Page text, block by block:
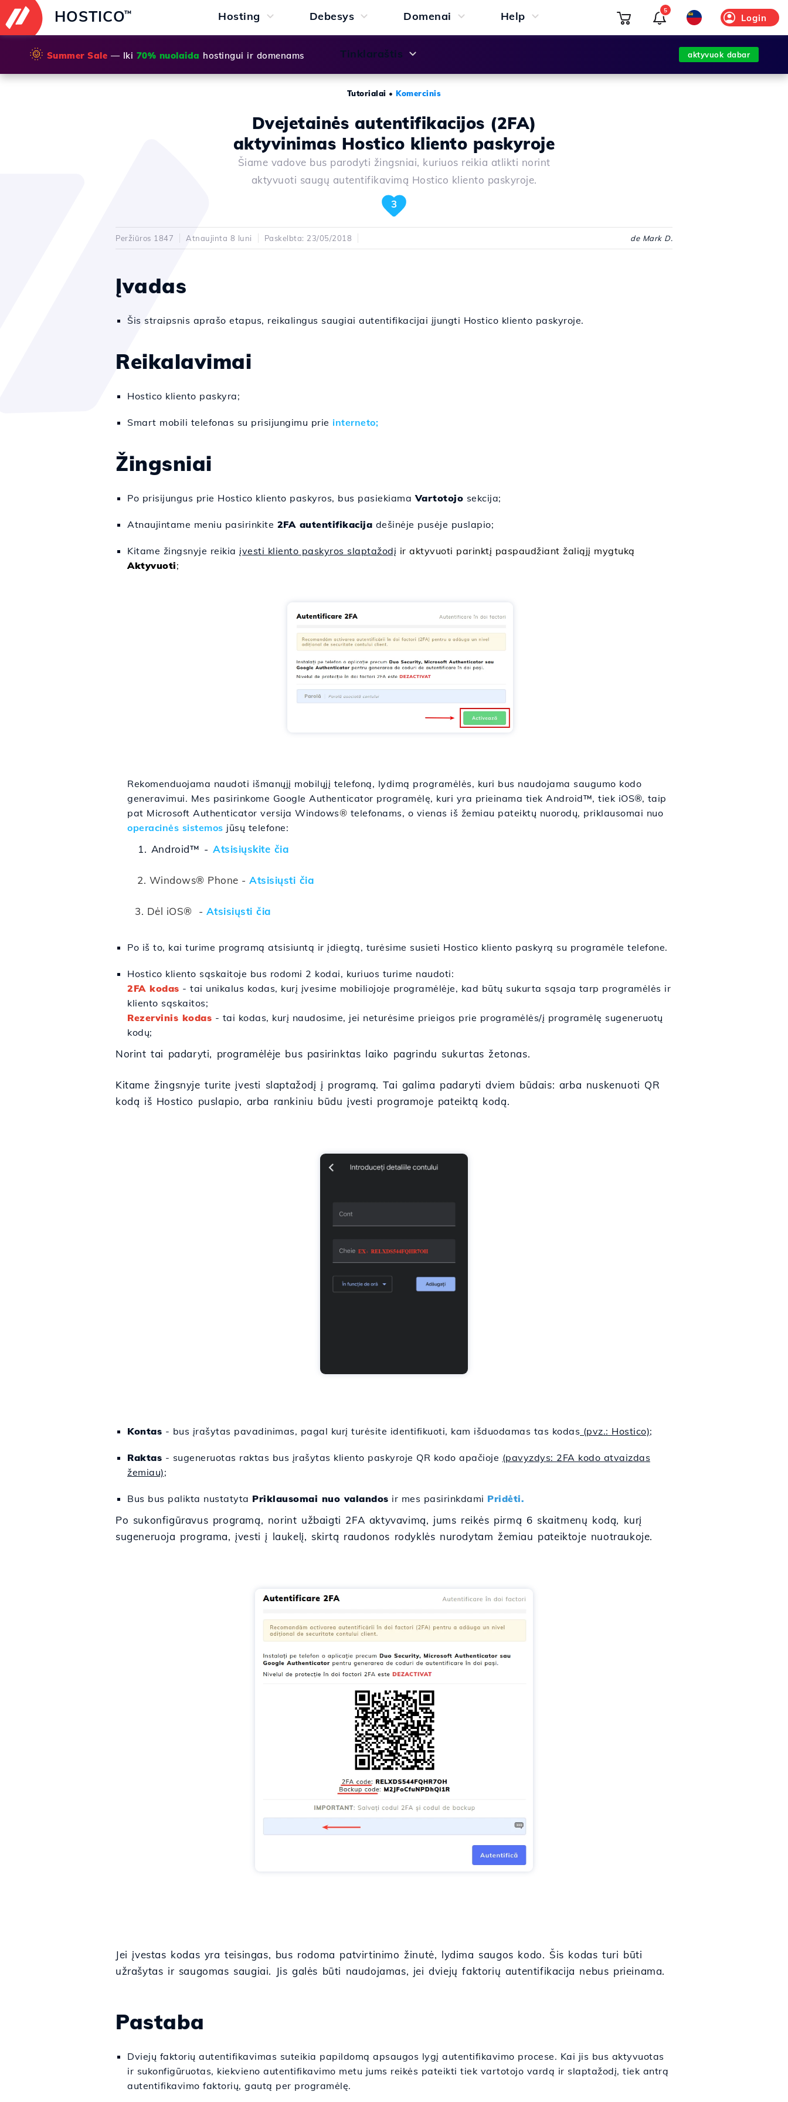
HOSTICO™ Hosting Debesys Domenai Help
Tinklaraštis
Login
5
🌞 Summer Sale — Iki 70% nuolaida hostingui ir domenams aktyvuok dabar
Tutorialai •Komercinis
Dvejetainės autentifikacijos (2FA)
aktyvinimas Hostico kliento paskyroje
Šiame vadove bus parodyti žingsniai, kuriuos reikia atlikti norint
aktyvuoti saugų autentifikavimą Hostico kliento paskyroje.
3
Peržiūros 1847 Atnaujinta 8 luni Paskelbta: 23/05/2018 de Mark D.
Įvadas
Šis straipsnis aprašo etapus, reikalingus saugiai autentifikacijai įjungti Hostico kliento paskyroje.
Reikalavimai
Hostico kliento paskyra;
Smart mobili telefonas su prisijungimu prie interneto;
Žingsniai
Po prisijungus prie Hostico kliento paskyros, bus pasiekiamaVartotojo sekcija;
Atnaujintame meniu pasirinkite 2FA autentifikacija dešinėje pusėje puslapio;
Kitame žingsnyje reikia įvesti kliento paskyros slaptažodį ir aktyvuoti parinktį paspaudžiant žaliąjį mygtuką
Aktyvuoti;
Rekomenduojama naudoti išmanųjį mobilųjį telefoną, lydimą programėlės, kuri bus naudojama saugumo kodo
generavimui. Mes pasirinkome Google Authenticator programėlę, kuri yra prieinama tiek Android™, tiek iOS®, taip
pat Microsoft Authenticator versija Windows® telefonams, o vienas iš žemiau pateiktų nuorodų, priklausomai nuo
operacinės sistemos jūsų telefone:
1. Android™ -Atsisiųskite čia
2. Windows® Phone - Atsisiųsti čia
3. Dėl iOS® - Atsisiųsti čia
Po iš to, kai turime programą atsisiuntą ir įdiegtą, turėsime susieti Hostico kliento paskyrą su programėle telefone.
Hostico kliento sąskaitoje bus rodomi 2 kodai, kuriuos turime naudoti:
2FA kodas - tai unikalus kodas, kurį įvesime mobiliojoje programėlėje, kad būtų sukurta sąsaja tarp programėlės ir
kliento sąskaitos;
Rezervinis kodas - tai kodas, kurį naudosime, jei neturėsime prieigos prie programėlės/į programėlę sugeneruotų
kodų;
Norint tai padaryti, programėlėje bus pasirinktas laiko pagrindu sukurtas žetonas.
Kitame žingsnyje turite įvesti slaptažodį į programą. Tai galima padaryti dviem būdais: arba nuskenuoti QR
kodą iš Hostico puslapio, arba rankiniu būdu įvesti programoje pateiktą kodą.
Kontas - bus įrašytas pavadinimas, pagal kurį turėsite identifikuoti, kam išduodamas tas kodas (pvz.: Hostico);
Raktas - sugeneruotas raktas bus įrašytas kliento paskyroje QR kodo apačioje (pavyzdys: 2FA kodo atvaizdas
žemiau);
Bus bus palikta nustatyta Priklausomai nuo valandos ir mes pasirinkdami Pridėti.
Po sukonfigūravus programą, norint užbaigti 2FA aktyvavimą, jums reikės pirmą 6 skaitmenų kodą, kurį
sugeneruoja programa, įvesti į laukelį, skirtą raudonos rodyklės nurodytam žemiau pateiktoje nuotraukoje.
Jei įvestas kodas yra teisingas, bus rodoma patvirtinimo žinutė, lydima saugos kodo. Šis kodas turi būti
užrašytas ir saugomas saugiai. Jis galės būti naudojamas, jei dviejų faktorių autentifikacija nebus prieinama.
Pastaba
Dviejų faktorių autentifikavimas suteikia papildomą apsaugos lygį autentifikavimo procese. Kai jis bus aktyvuotas
ir sukonfigūruotas, kiekvieno autentifikavimo metu jums reikės pateikti tiek vartotojo vardą ir slaptažodį, tiek antrą
autentifikavimo faktorių, gautą per programėlę.